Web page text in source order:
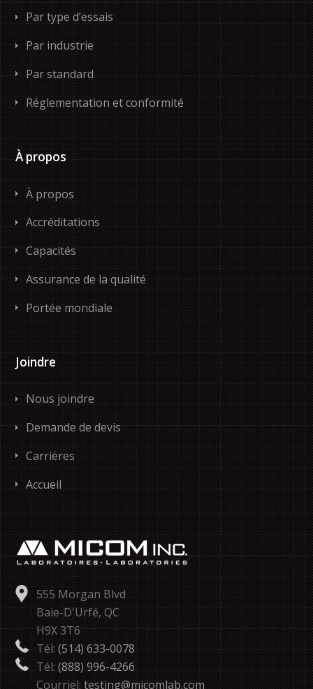
Par type d’essais
Par industrie
Par standard
Réglementation et conformité
À propos
À propos
Accréditations
Capacités
Assurance de la qualité
Portée mondiale
Joindre
Nous joindre
Demande de devis
Carrières
Accueil
555 Morgan Blvd
Baie-D'Urfé, QC
H9X 3T6
Tél:(514) 633-0078
Tél:(888) 996-4266
Courriel:testing@micomlab.com